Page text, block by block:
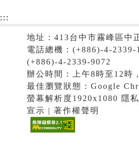
:::
地址：413台中市霧峰區中
電話總機：(+886)-4-2339-
(+886)-4-2339-9072
辦公時間：上午8時至12時
最佳瀏覽狀態：Google
螢幕解析度1920x1080 隱
宣示 | 著作權聲明